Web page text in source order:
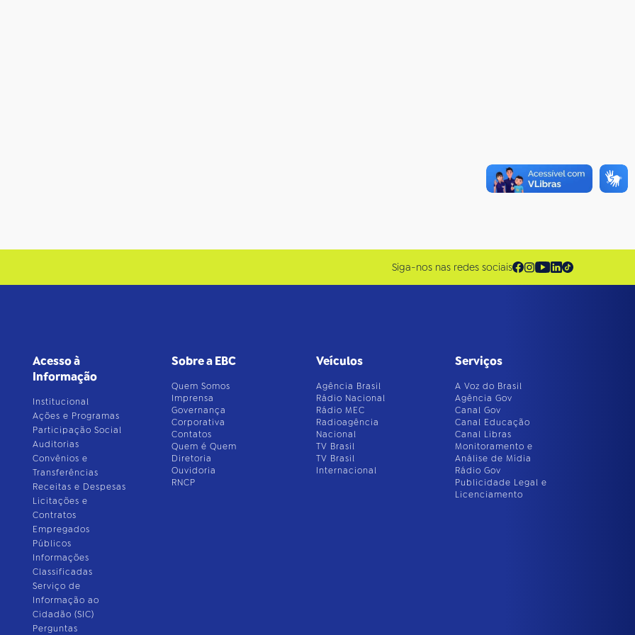
Siga-nos nas redes sociais
Acesso à
Informação
Institucional
Ações e Programas
Participação Social
Auditorias
Convênios e
Transferências
Receitas e Despesas
Licitações e
Contratos
Empregados
Públicos
Informações
Classificadas
Serviço de
Informação ao
Cidadão (SIC)
Perguntas
Sobre a EBC
Quem Somos
Imprensa
Governança
Corporativa
Contatos
Quem é Quem
Diretoria
Ouvidoria
RNCP
Veículos
Agência Brasil
Rádio Nacional
Rádio MEC
Radioagência
Nacional
TV Brasil
TV Brasil
Internacional
Serviços
A Voz do Brasil
Agência Gov
Canal Gov
Canal Educação
Canal Libras
Monitoramento e
Análise de Mídia
Rádio Gov
Publicidade Legal e
Licenciamento